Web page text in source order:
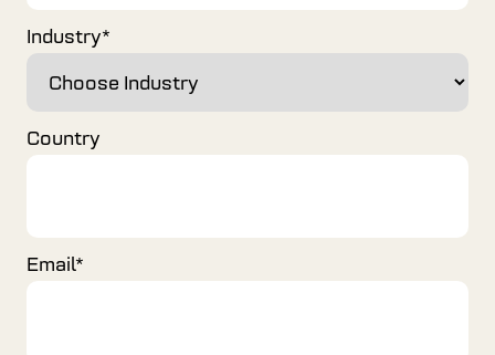
Industry*
Country
Email*